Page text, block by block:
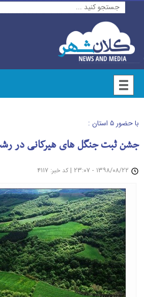
با حضور ۵ استان :
جشن ثبت جنگل های هیرکانی در
| کد خبر: ۴۱۱۷